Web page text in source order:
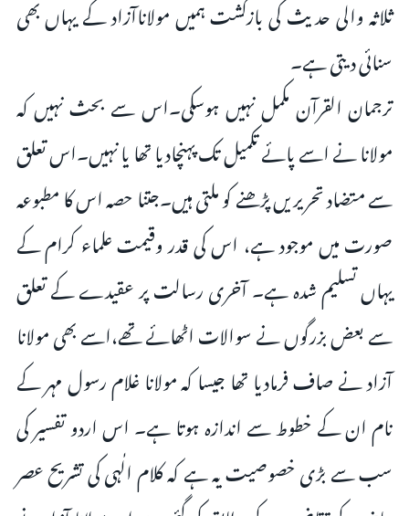
ثلاثہ والی حدیث کی بازگشت ہمیں مولاناآزاد کے یہاں بھی
سنائی دیتی ہے۔
ترجمان القرآن مکمل نہیں ہوسکی۔اس سے بحث نہیں کہ
مولانا نے اسے پائے تکمیل تک پہنچادیا تھا یا نہیں۔اس تعلق
سے متضاد تحریریں پڑھنے کو ملتی ہیں۔جتنا حصہ اس کا مطبوعہ
صورت میں موجود ہے، اس کی قدر وقیمت علماء کرام کے
یہاں تسلیم شدہ ہے۔ آخری رسالت پر عقیدے کے تعلق
سے بعض بزرگوں نے سوالات اٹھائے تھے،اسے بھی مولانا
آزاد نے صاف فرمادیا تھا جیسا کہ مولانا غلام رسول مہر کے
نام ان کے خطوط سے اندازہ ہوتا ہے۔ اس اردو تفسیر کی
سب سے بڑی خصوصیت یہ ہے کہ کلام الٰہی کی تشریح عصر